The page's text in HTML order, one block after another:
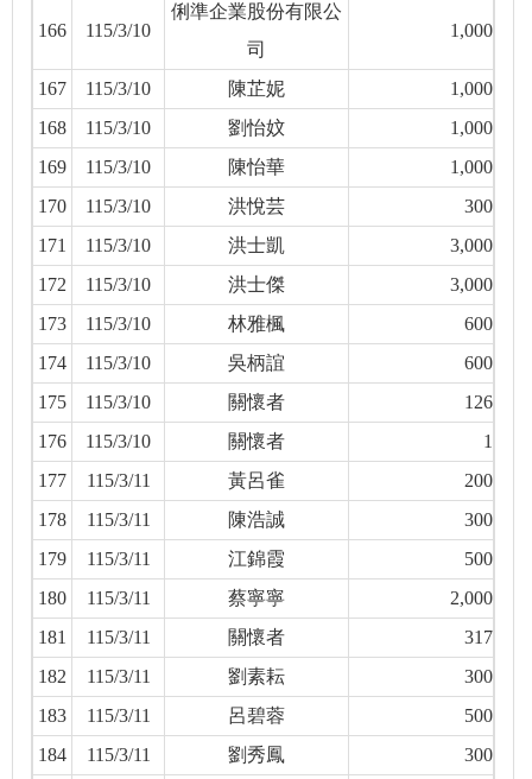
166 115/3/10
俐準企業股份有限公
司
1,000
167 115/3/10 陳芷妮
1,000
168
115/3/10 劉怡妏
1,000
169
115/3/10 陳怡華
1,000
170
115/3/10 洪悅芸
300
171
115/3/10 洪士凱
3,000
172
115/3/10 洪士傑
3,000
173
115/3/10 林雅楓
600
174
115/3/10 吳柄誼
600
175
115/3/10 關懷者
126
176
115/3/10 關懷者
1
177
115/3/11 黃呂雀
200
178
115/3/11 陳浩誠
300
179
115/3/11 江錦霞
500
180
115/3/11 蔡寧寧
2,000
181
115/3/11 關懷者
317
182
115/3/11 劉素耘
300
183
115/3/11 呂碧蓉
500
184
115/3/11 劉秀鳳 300